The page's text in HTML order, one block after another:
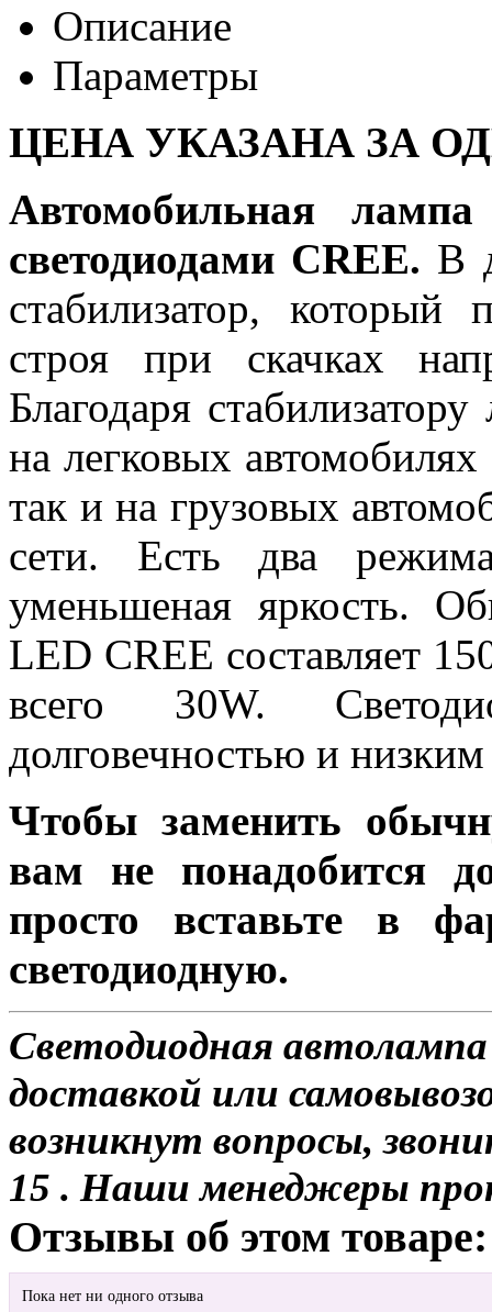
Описание
Параметры
ЦЕНА УКАЗАНА ЗА
Автомобильная
светодиодами CREE. В
стабилизатор,
строя при скачках
Благодаря
на легковых
так и на грузовых
сети. Есть два
уменьшеная яркость.
LED CREE составляет
всего 30W.
долговечностью и
Чтобы заменить
вам не понадобится
просто вставьте в
светодиодную.
Светодиодная
доставкой или
возникнут вопросы,
15 . Наши менеджеры
Отзывы об этом товаре:
Пока нет ни одного отзыва